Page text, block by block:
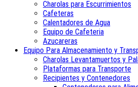
Charolas para Escurrimientos
Cafeteras
Calentadores de Agua
Equipo de Cafeteria
Azucareras
Equipo Para Almacenamiento y
Charolas Levantamuertos y
Plataformas para Transporte
Recipientes y Contenedores